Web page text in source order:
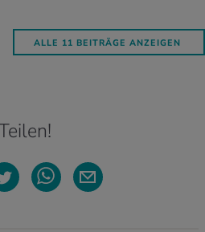
ALLE 11 BEITRÄGE ANZEIGEN